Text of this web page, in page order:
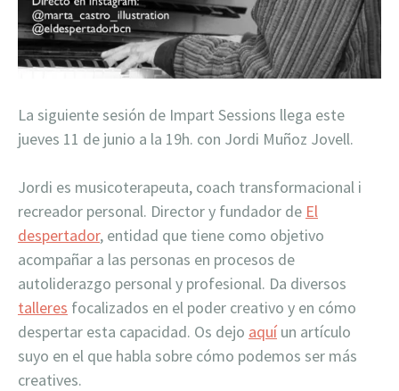
La siguiente sesión de Impart Sessions llega este
jueves 11 de junio a la 19h. con Jordi Muñoz Jovell.
Jordi es musicoterapeuta, coach transformacional i
recreador personal. Director y fundador de El
despertador, entidad que tiene como objetivo
acompañar a las personas en procesos de
autoliderazgo personal y profesional. Da diversos
talleres focalizados en el poder creativo y en cómo
despertar esta capacidad. Os dejo aquíun artículo
suyo en el que habla sobre cómo podemos ser más
creatives.